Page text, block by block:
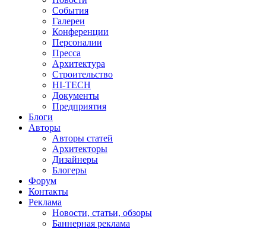
События
Галереи
Конференции
Персоналии
Пресса
Архитектура
Строительство
HI-TECH
Документы
Предприятия
Блоги
Авторы
Авторы статей
Архитекторы
Дизайнеры
Блогеры
Форум
Контакты
Реклама
Новости, статьи, обзоры
Баннерная реклама